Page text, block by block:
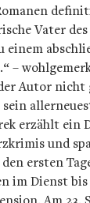
Vater
–
Autor nicht
erzählt ein
und
ersten
im Dienst bis